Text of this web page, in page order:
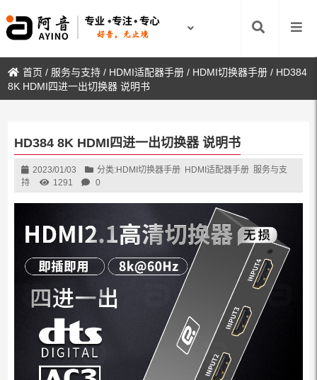
首页 / 服务与支持 / HDMI适配器手册 / HDMI切换器手册 / HD384
8K HDMI四进一出切换器 说明书
HD384 8K HDMI四进一出切换器 说明书
2023/01/03 分类:HDMI切换器手册 HDMI适配器手册 服务与支
持
1291 0